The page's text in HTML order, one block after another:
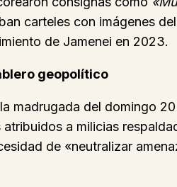
carteles con imágenes
de Jamenei en 2023.
geopolítico
madrugada del domingo
a milicias
de «neutralizar